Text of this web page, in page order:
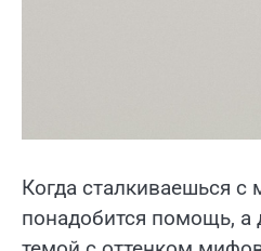
Когда сталкиваешься с
понадобится помощь, а